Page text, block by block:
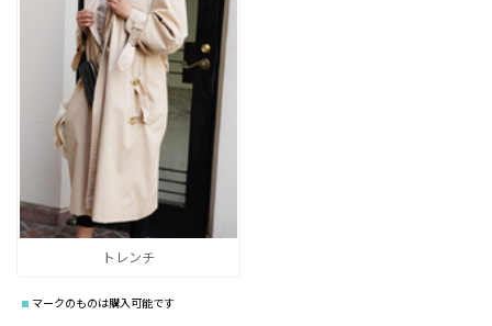
トレンチ
マークのものは購入可能です